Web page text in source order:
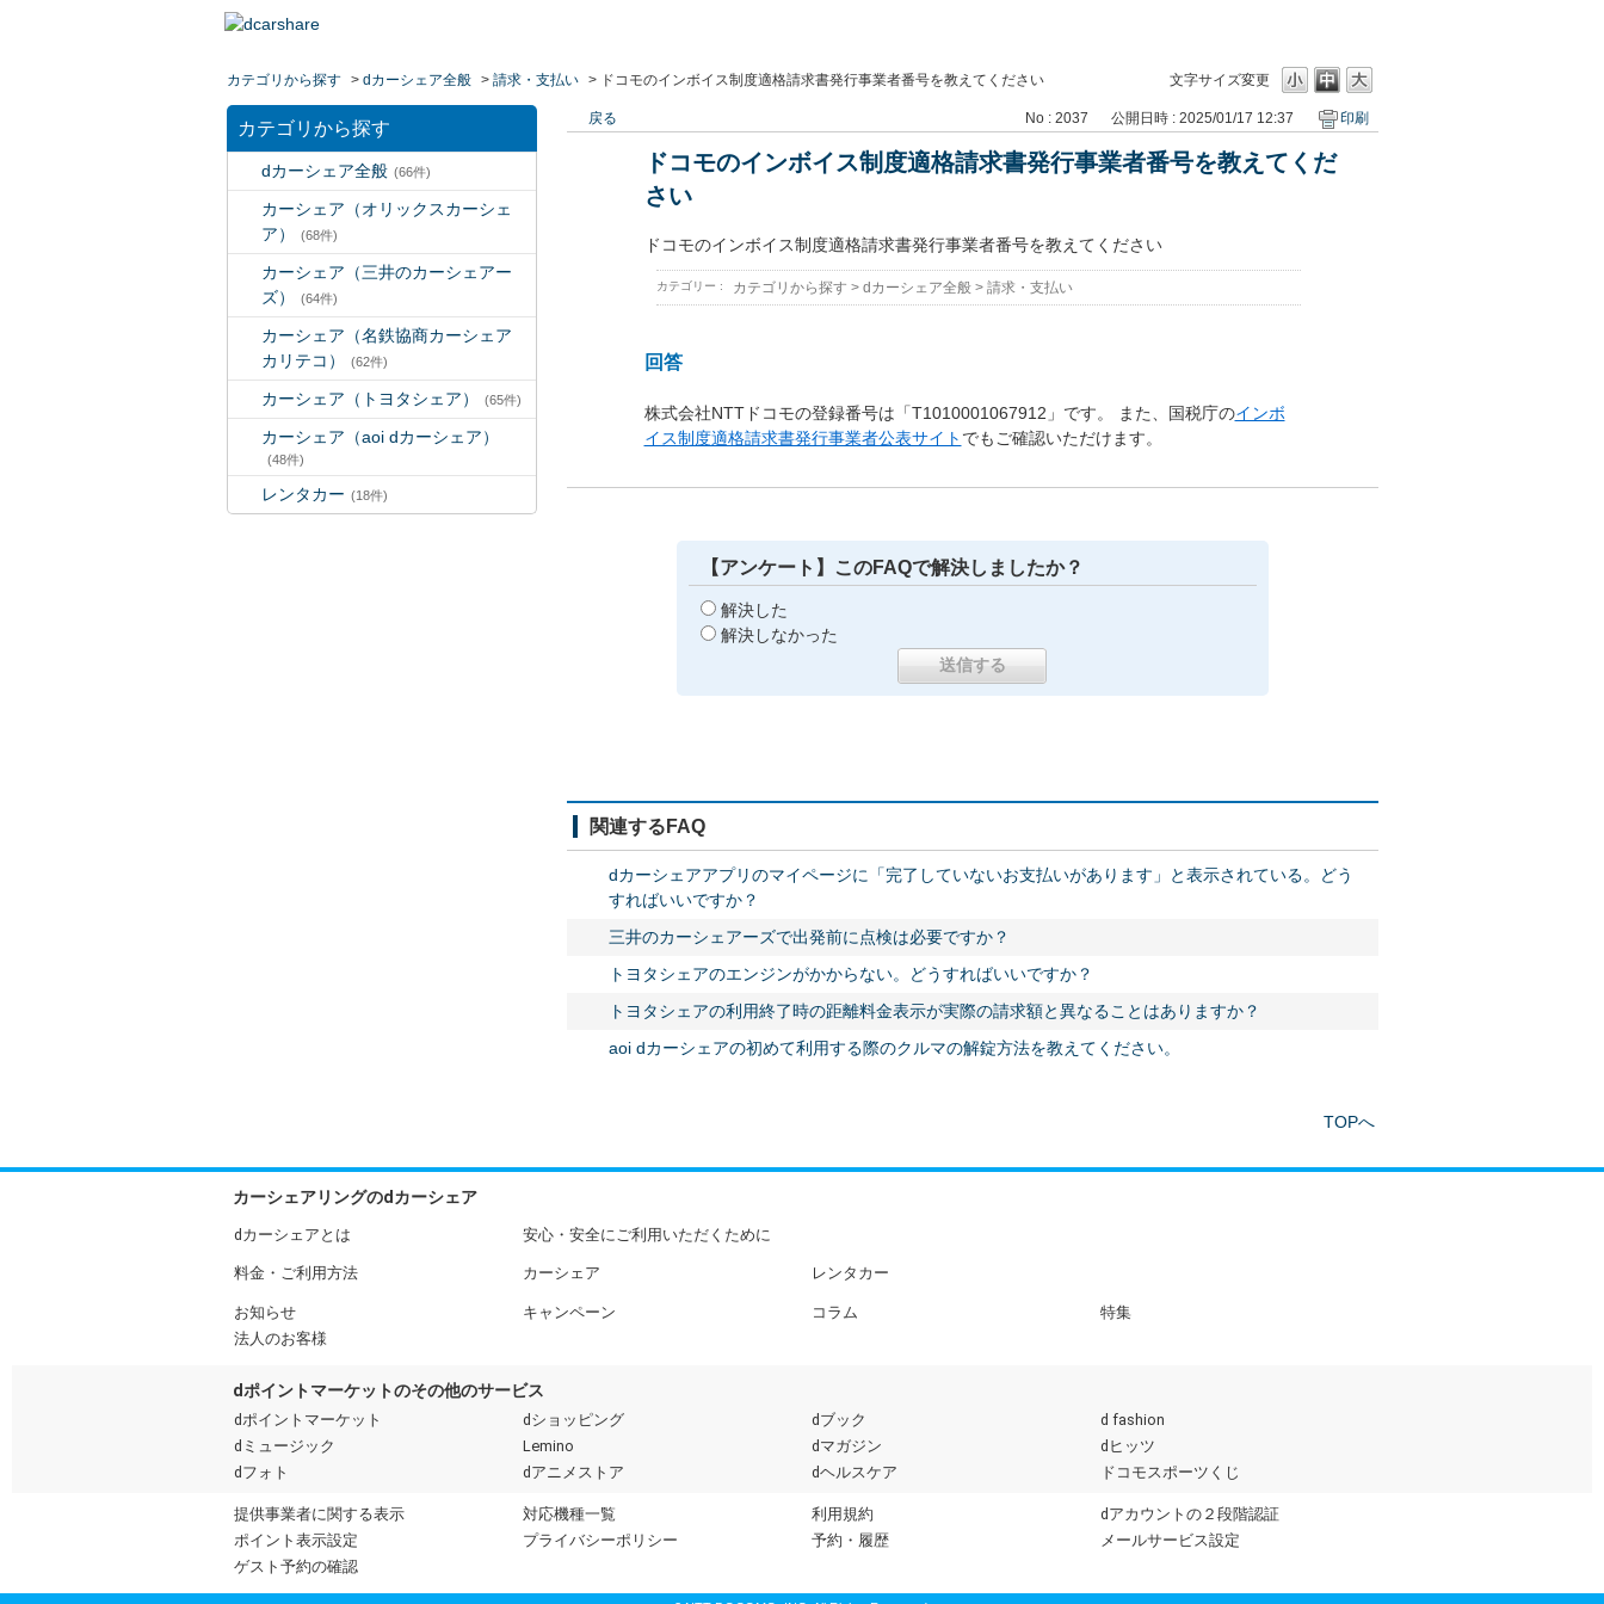
文字サイズ変更
カテゴリから探す > dカーシェア全般 > 請求・支払い > ドコモのインボイス制度適格請求書発行事業者番号を教えてください
カテゴリから探す
dカーシェア全般 (66件)
カーシェア（オリックスカーシェ
ア）
(68件)
カーシェア（三井のカーシェアー
ズ）
(64件)
カーシェア（名鉄協商カーシェア
カリテコ）
(62件)
カーシェア（トヨタシェア） (65件)
カーシェア（aoi dカーシェア）
(48件)
レンタカー (18件)
戻る No : 2037 公開日時 : 2025/01/17 12:37 印刷
ドコモのインボイス制度適格請求書発行事業者番号を教えてくだ
さい
ドコモのインボイス制度適格請求書発行事業者番号を教えてください
カテゴリー : カテゴリから探す > dカーシェア全般> 請求・支払い
回答
株式会社NTTドコモの登録番号は「T1010001067912」です。 また、国税庁のインボ
イス制度適格請求書発行事業者公表サイト でもご確認いただけます。
【アンケート】このFAQで解決しましたか？
解決した
解決しなかった
関連するFAQ
dカーシェアアプリのマイページに「完了していないお支払いがあります」と表示されている。どう
すればいいですか？
三井のカーシェアーズで出発前に点検は必要ですか？
トヨタシェアのエンジンがかからない。どうすればいいですか？
トヨタシェアの利用終了時の距離料金表示が実際の請求額と異なることはありますか？
aoi dカーシェアの初めて利用する際のクルマの解錠方法を教えてください。
TOPへ
カーシェアリングのdカーシェア
dカーシェアとは 安心・安全にご利用いただくために
料金・ご利用方法 カーシェア レンタカー
お知らせ キャンペーン コラム
特集
法人のお客様
dポイントマーケットのその他のサービス
dポイントマーケット dショッピング dブック
d fashion
dミュージック
Lemino dマガジン
dヒッツ
dフォト
dアニメストア dヘルスケア ドコモスポーツくじ
提供事業者に関する表示 対応機種一覧 利用規約
dアカウントの２段階認証
ポイント表示設定
プライバシーポリシー 予約・履歴
メールサービス設定
ゲスト予約の確認